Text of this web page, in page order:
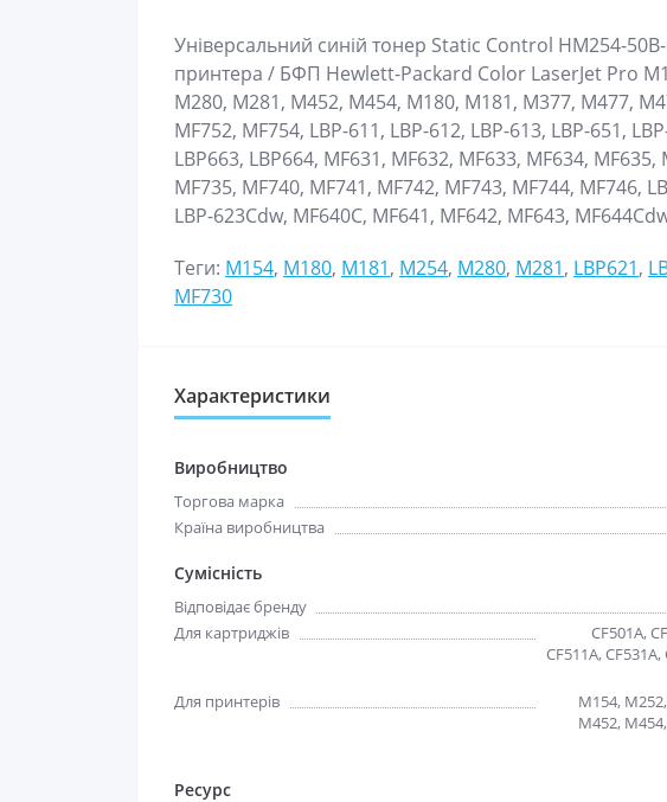
Універсальний синій тонер Static Control HM254-
принтера / БФП Hewlett-Packard Color LaserJet Pro
M280, M281, M452, M454, M180, M181, M377, M477,
MF752, MF754, LBP-611, LBP-612, LBP-613, LBP-651,
LBP663, LBP664, MF631, MF632, MF633, MF634,
MF735, MF740, MF741, MF742, MF743, MF744, MF746,
LBP-623Cdw, MF640C, MF641, MF642, MF643,
Теги: M154, M180, M181, M254, M280, M281, LBP621,
MF730
Характеристики
Виробництво
Торгова марка
Країна виробництва
Сумісність
Відповідає бренду
Для картриджів
CF501A,
CF511A,
Для принтерів
M154,
M452,
Ресурс